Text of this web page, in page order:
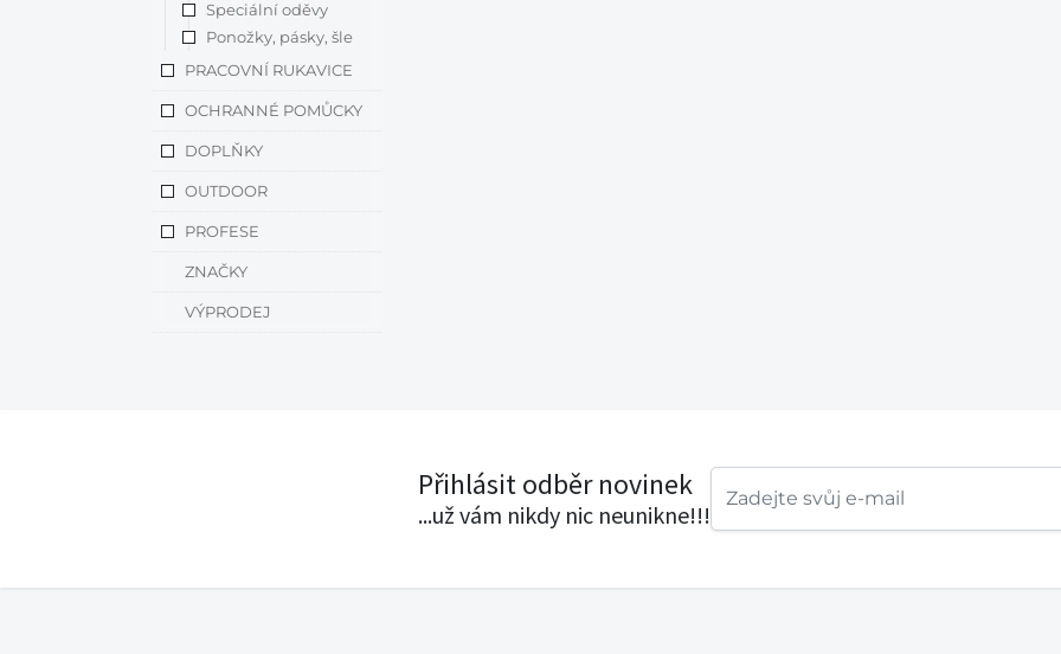
Speciální oděvy
Ponožky, pásky, šle
PRACOVNÍ RUKAVICE
OCHRANNÉ POMŮCKY
DOPLŇKY
OUTDOOR
PROFESE
ZNAČKY
VÝPRODEJ
Přihlásit odběr novinek
...už vám nikdy nic neunikne!!!